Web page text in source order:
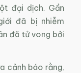
đại dịch. Gần
đã bị nhiễm
đã tử vong bởi
cảnh báo rằng,